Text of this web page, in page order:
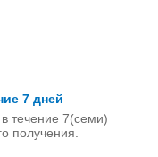
7 дней
течение 7(семи)
получения.